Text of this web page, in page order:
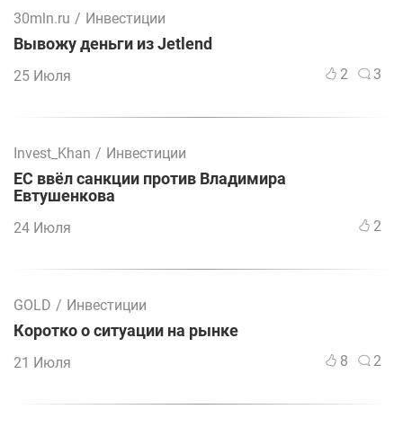
30mln.ru / Инвестиции
Вывожу деньги из Jetlend
25 Июля 2 3
Invest_Khan / Инвестиции
ЕС ввёл санкции против Владимира
Евтушенкова
24 Июля 2
GOLD / Инвестиции
Коротко о ситуации на рынке
21 Июля 8 2